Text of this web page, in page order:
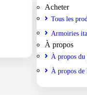
Acheter
Tous les
Armoiries
À propos
À propos
À propos